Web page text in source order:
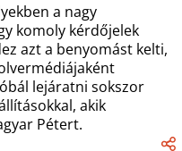
a nagy
komoly kérdőjelek
azt a benyomást kelti,
lejáratni sokszor
akik
Pétert.